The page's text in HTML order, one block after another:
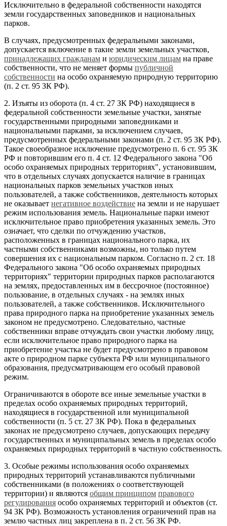
Исключительно в федеральной собственности находятся
земли государственных заповедников и национальных
парков.
В случаях, предусмотренных федеральными законами,
допускается включение в такие земли земельных участков,
принадлежащих гражданам и юридическим лицам на праве
собственности, что не меняет формы публичной
собственности на особо охраняемую природную территорию
(п. 2 ст. 95 ЗК РФ).
2. Изъяты из оборота (п. 4 ст. 27 ЗК РФ) находящиеся в
федеральной собственности земельные участки, занятые
государственными природными заповедниками и
национальными парками, за исключением случаев,
предусмотренных федеральными законами (п. 2 ст. 95 ЗК РФ).
Такое своеобразное исключение предусмотрено п. 6 ст. 95 ЗК
РФ и повторившим его п. 4 ст. 12 Федерального закона "Об
особо охраняемых природных территориях", установившим,
что в отдельных случаях допускается наличие в границах
национальных парков земельных участков иных
пользователей, а также собственников, деятельность которых
не оказывает негативное воздействие на земли и не нарушает
режим использования земель. Национальные парки имеют
исключительное право приобретения указанных земель. Это
означает, что сделки по отчуждению участков,
расположенных в границах национального парка, их
частными собственниками возможны, но только путем
совершения их с национальным парком. Согласно п. 2 ст. 18
Федерального закона "Об особо охраняемых природных
территориях" территории природных парков располагаются
на землях, предоставленных им в бессрочное (постоянное)
пользование, в отдельных случаях - на землях иных
пользователей, а также собственников. Исключительного
права природного парка на приобретение указанных земель
законом не предусмотрено. Следовательно, частные
собственники вправе отчуждать свои участки любому лицу,
если исключительное право природного парка на
приобретение участка не будет предусмотрено в правовом
акте о природном парке субъекта РФ или муниципального
образования, предусматривающем его особый правовой
режим.
Ограничиваются в обороте все иные земельные участки в
пределах особо охраняемых природных территорий,
находящиеся в государственной или муниципальной
собственности (п. 5 ст. 27 ЗК РФ). Пока в федеральных
законах не предусмотрено случаев, допускающих передачу
государственных и муниципальных земель в пределах особо
охраняемых природных территорий в частную собственность.
3. Особые режимы использования особо охраняемых
природных территорий устанавливаются публичными
собственниками (в положениях о соответствующей
территории) и являются общим принципом правового
регулирования особо охраняемых территорий и объектов (ст.
94 ЗК РФ). Возможность установления ограничений прав на
землю частных лиц закреплена в п. 2 ст. 56 ЗК РФ.